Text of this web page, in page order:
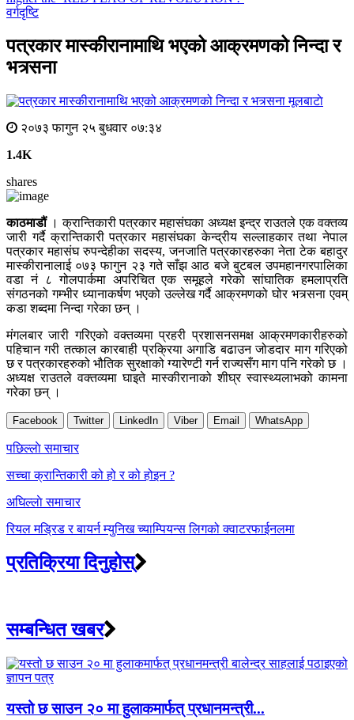
वर्गदृष्टि
पत्रकार मास्कीरानामाथि भएको आक्रमणको निन्दा र
भत्र्सना
मूलबाटाे
२०७३ फागुन २५ बुधवार ०७:३४
1.4K
shares
काठमाडौं। क्रान्तिकारी पत्रकार महासंघका अध्यक्ष इन्द्र राउतले एक वक्तव्य
जारी गर्दै क्रान्तिकारी पत्रकार महासंघका केन्द्रीय सल्लाहकार तथा नेपाल
पत्रकार महासंघ रुपन्देहीका सदस्य, जनजाति पत्रकारहरुका नेता टेक बहादुर
मास्कीरानालाई ०७३ फागुन २३ गते साँझ आठ बजे बुटबल उपमहानगरपालिका
वडा नं ८ गोलपार्कमा अपरिचित एक समूहले गरेको सांघातिक हमलाप्रति
संगठनको गम्भीर ध्यानाकर्षण भएको उल्लेख गर्दै आक्रमणको घोर भत्र्सना एवम्
कडा शब्दमा निन्दा गरेका छन् ।
मंगलबार जारी गरिएको वक्तव्यमा प्रहरी प्रशासनसमक्ष आक्रमणकारीहरुको
पहिचान गरी तत्काल कारबाही प्रक्रिया अगाडि बढाउन जोडदार माग गरिएको
छ र पत्रकारहरुको भौतिक सुरक्षाको ग्यारेण्टी गर्न राज्यसँग माग पनि गरेको छ ।
अध्यक्ष राउतले वक्तव्यमा घाइते मास्कीरानाको शीघ्र स्वास्थ्यलाभको कामना
गरेका छन् ।
Facebook Twitter LinkedIn Viber Email WhatsApp
Post
navigation
पछिल्लाे समाचार
सच्चा क्रान्तिकारी को हो र को होइन ?
अघिल्लाे समाचार
रियल मड्रिड र बायर्न म्युनिख च्याम्पियन्स लिगको क्वाटरफाईनलमा
प्रतिक्रिया दिनुहोस्
सम्बन्धित खबर
यस्तो छ साउन २० मा हुलाकमार्फत् प्रधानमन्त्री...